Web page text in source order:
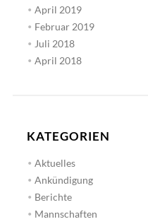
April 2019
Februar 2019
Juli 2018
April 2018
KATEGORIEN
Aktuelles
Ankündigung
Berichte
Mannschaften